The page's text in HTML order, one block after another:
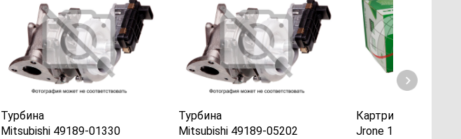
Турбина
Mitsubishi 49189-01330
Турбина
Mitsubishi 49189-05202
Картридж
Jrone 1000-050-